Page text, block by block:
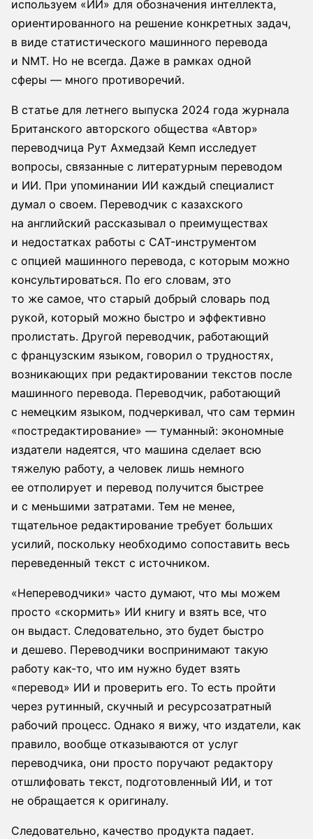
используем «ИИ» для обозначения интеллекта,
ориентированного на решение конкретных задач,
в виде статистического машинного перевода
и NMT. Но не всегда. Даже в рамках одной
сферы — много противоречий.
В статье для летнего выпуска 2024 года журнала
Британского авторского общества «Автор»
переводчица Рут Ахмедзай Кемп исследует
вопросы, связанные с литературным переводом
и ИИ. При упоминании ИИ каждый специалист
думал о своем. Переводчик с казахского
на английский рассказывал о преимуществах
и недостатках работы с CAT-инструментом
с опцией машинного перевода, с которым можно
консультироваться. По его словам, это
то же самое, что старый добрый словарь под
рукой, который можно быстро и эффективно
пролистать. Другой переводчик, работающий
с французским языком, говорил о трудностях,
возникающих при редактировании текстов после
машинного перевода. Переводчик, работающий
с немецким языком, подчеркивал, что сам термин
«постредактирование» — туманный: экономные
издатели надеятся, что машина сделает всю
тяжелую работу, а человек лишь немного
ее отполирует и перевод получится быстрее
и с меньшими затратами. Тем не менее,
тщательное редактирование требует больших
усилий, поскольку необходимо сопоставить весь
переведенный текст с источником.
«Непереводчики» часто думают, что мы можем
просто «скормить» ИИ книгу и взять все, что
он выдаст. Следовательно, это будет быстро
и дешево. Переводчики воспринимают такую
работу как-то, что им нужно будет взять
«перевод» ИИ и проверить его. То есть пройти
через рутинный, скучный и ресурсозатратный
рабочий процесс. Однако я вижу, что издатели, как
правило, вообще отказываются от услуг
переводчика, они просто поручают редактору
отшлифовать текст, подготовленный ИИ, и тот
не обращается к оригиналу.
Следовательно, качество продукта падает.